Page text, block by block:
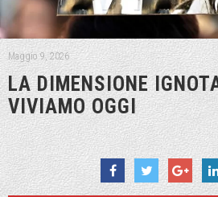
Maggio 9, 2026
LA DIMENSIONE
VIVIAMO OGGI